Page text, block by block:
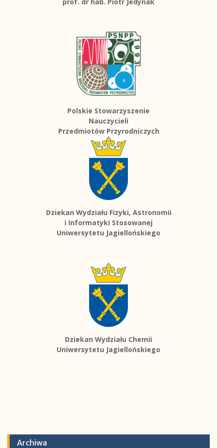
Polskie Stowarzyszenie
Nauczycieli
Przedmiotów Przyrodniczych
Dziekan Wydziału Fizyki, Astronomii
i Informatyki Stosowanej
Uniwersytetu Jagiellońskiego
Dziekan Wydziału Chemii
Uniwersytetu Jagiellońskiego
Archiwa